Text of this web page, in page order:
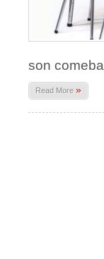
son
Read More »